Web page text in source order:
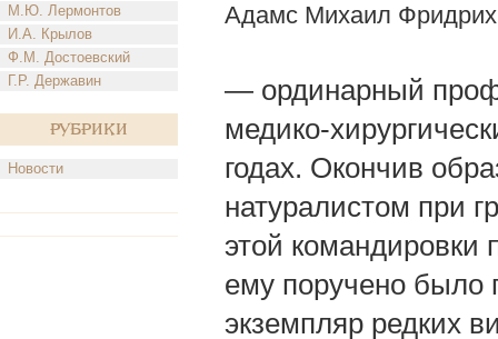
М.Ю. Лермонтов
И.А. Крылов
Ф.М. Достоевский
Г.Р. Державин
Рубрики
Новости
Адамс Михаил Фридрих
— ординарный
медико-
годах. Окончив
натуралистом при
этой командировки
ему поручено было
экземпляр редких